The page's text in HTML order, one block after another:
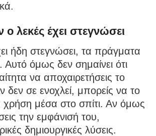
ο λεκές έχει στεγνώσει
ήδη στεγνώσει, τα πράγματα
όμως δεν σημαίνει ότι
να αποχαιρετήσεις το
δεν σε ενοχλεί, μπορείς να το
χρήση μέσα στο σπίτι. Αν όμως
την εμφάνισή του,
δημιουργικές λύσεις.